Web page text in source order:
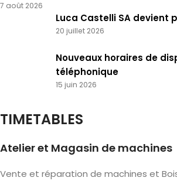
7 août 2026
Luca Castelli SA devient
20 juillet 2026
Nouveaux horaires de
téléphonique
15 juin 2026
TIMETABLES
Atelier et Magasin de machines
Vente et réparation de machines et